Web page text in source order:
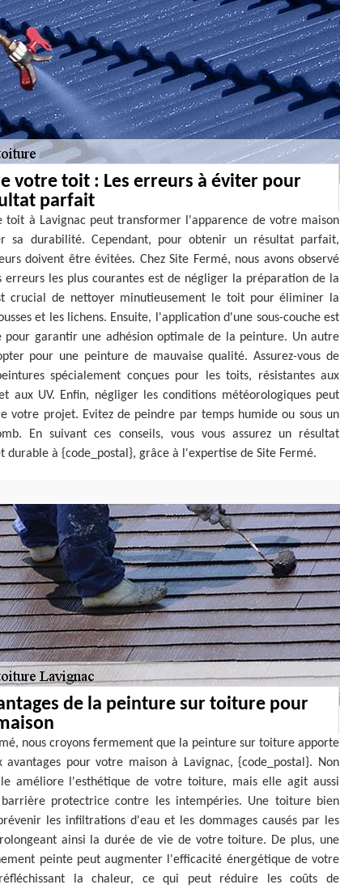
votre toit : Les erreurs à éviter pour
parfait
toit à Lavignac peut transformer l'apparence de votre maison
sa durabilité. Cependant, pour obtenir un résultat parfait,
doivent être évitées. Chez Site Fermé, nous avons observé
erreurs les plus courantes est de négliger la préparation de la
crucial de nettoyer minutieusement le toit pour éliminer la
et les lichens. Ensuite, l'application d'une sous-couche est
pour garantir une adhésion optimale de la peinture. Un autre
pour une peinture de mauvaise qualité. Assurez-vous de
spécialement conçues pour les toits, résistantes aux
aux UV. Enfin, négliger les conditions météorologiques peut
votre projet. Evitez de peindre par temps humide ou sous un
En suivant ces conseils, vous vous assurez un résultat
durable à {code_postal}, grâce à l'expertise de Site Fermé.
de la peinture sur toiture pour
nous croyons fermement que la peinture sur toiture apporte
avantages pour votre maison à Lavignac, {code_postal}. Non
améliore l'esthétique de votre toiture, mais elle agit aussi
protectrice contre les intempéries. Une toiture bien
les infiltrations d'eau et les dommages causés par les
ainsi la durée de vie de votre toiture. De plus, une
peinte peut augmenter l'efficacité énergétique de votre
la chaleur, ce qui peut réduire les coûts de